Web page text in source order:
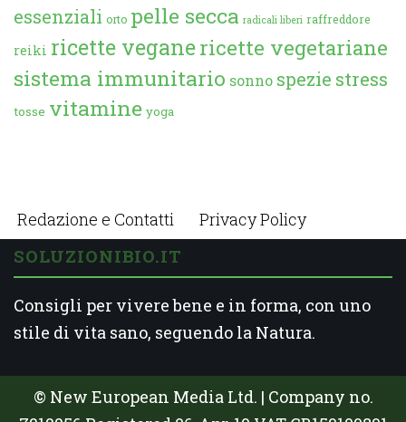
essenziali orto pelle secca radicali liberi raffreddore
reiki ricette veganericette vegetariane
sistema immunitario sonno spezie stress
tosse vitamine yoga
Redazione e Contatti Privacy Policy
SOLUZIONIBIO.IT
Consigli per vivere bene e in forma, con uno
stile di vita sano, seguendo la Natura.
© New European Media Ltd. | Company no.